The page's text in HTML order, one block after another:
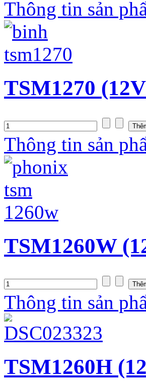
Thông tin sản
TSM1270
Thông tin sản
TSM1260W
Thông tin sản
TSM1260H